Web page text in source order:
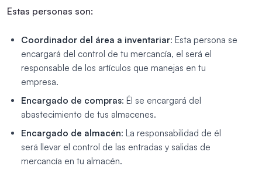
Estas personas son:
Coordinador del área a inventariar: Esta persona se
encargará del control de tu mercancía, el será el
responsable de los artículos que manejas en tu
empresa.
Encargado de compras: Él se encargará del
abastecimiento de tus almacenes.
Encargado de almacén: La responsabilidad de él
será llevar el control de las entradas y salidas de
mercancía en tu almacén.